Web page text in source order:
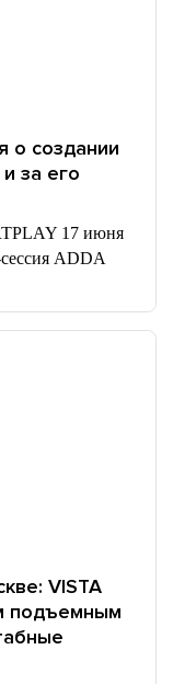
о создании
за его
17 июня
ADDA
VISTA
подъемным